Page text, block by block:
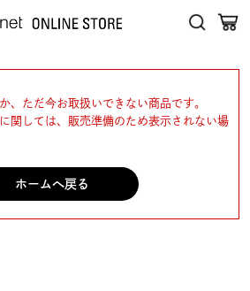
、ただ今お取扱いできない商品です。
関しては、販売準備のため表示されない場
ホームへ戻る